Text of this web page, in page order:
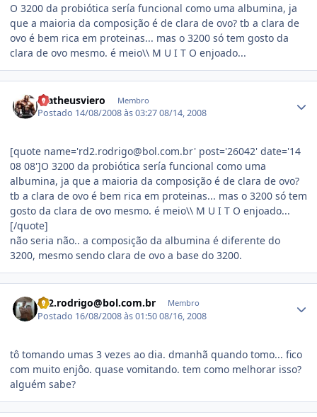
O 3200 da probiótica sería funcional como uma albumina, ja
que a maioria da composição é de clara de ovo? tb a clara de
ovo é bem rica em proteinas... mas o 3200 só tem gosto da
clara de ovo mesmo. é meio\\ M U I T O enjoado...
matheusviero Membro
Postado 14/08/2008 às 03:2708/14, 2008
[quote name='rd2.rodrigo@bol.com.br' post='26042' date='14
08 08']O 3200 da probiótica sería funcional como uma
albumina, ja que a maioria da composição é de clara de ovo?
tb a clara de ovo é bem rica em proteinas... mas o 3200 só tem
gosto da clara de ovo mesmo. é meio\\ M U I T O enjoado...
[/quote]
não seria não.. a composição da albumina é diferente do
3200, mesmo sendo clara de ovo a base do 3200.
rd2.rodrigo@bol.com.br Membro
Postado 16/08/2008 às 01:5008/16, 2008
tô tomando umas 3 vezes ao dia. dmanhã quando tomo... fico
com muito enjôo. quase vomitando. tem como melhorar isso?
alguém sabe?